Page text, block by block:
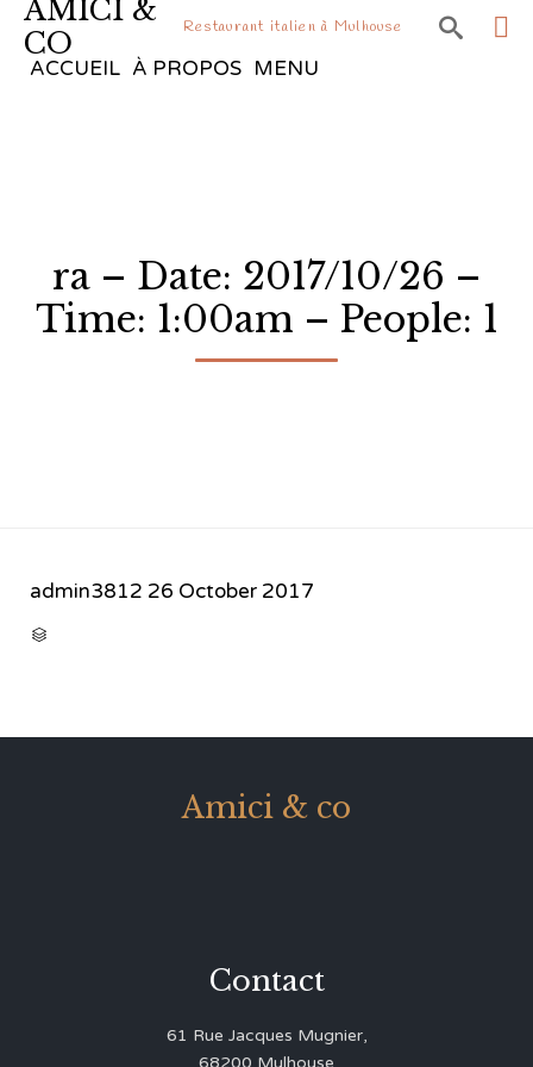
AMICI &
CO
Restaurant italien à Mulhouse 
ACCUEIL À PROPOS MENU
ra – Date: 2017/10/26 –
Time: 1:00am – People: 1
admin3812 26 October 2017

Amici & co
Contact
61 Rue Jacques Mugnier,